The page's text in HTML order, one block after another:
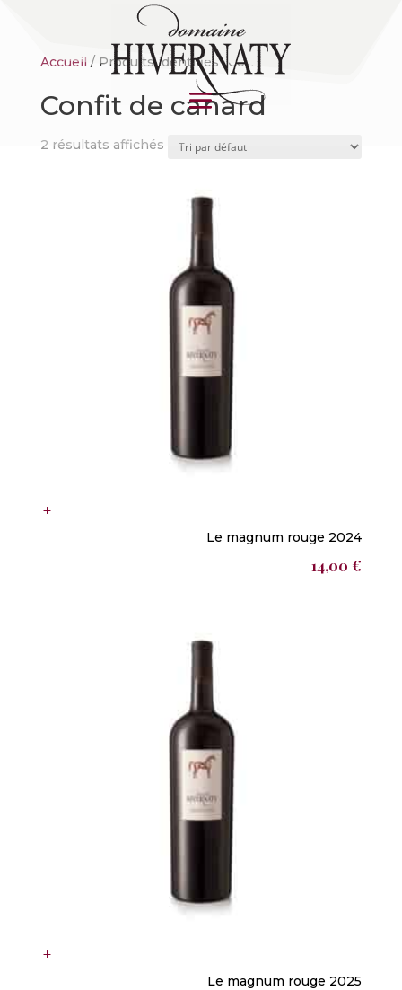
Accueil / Produits identifiés “Confit de canard”
Confit de canard
2 résultats affichés
Le magnum rouge 2024
14,00 €
Le magnum rouge 2025